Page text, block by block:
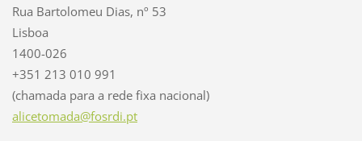
Rua Bartolomeu Dias, nº 53
Lisboa
1400-026
+351 213 010 991
(chamada para a rede fixa nacional)
alicetomada@fosrdi.pt